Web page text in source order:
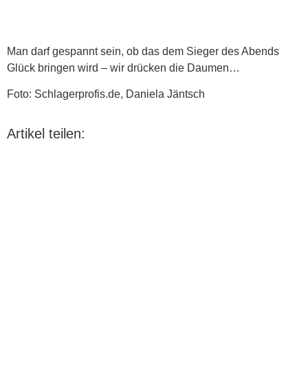
Man darf gespannt sein, ob das dem Sieger des Abends
Glück bringen wird – wir drücken die Daumen…
Foto: Schlagerprofis.de, Daniela Jäntsch
Artikel teilen: